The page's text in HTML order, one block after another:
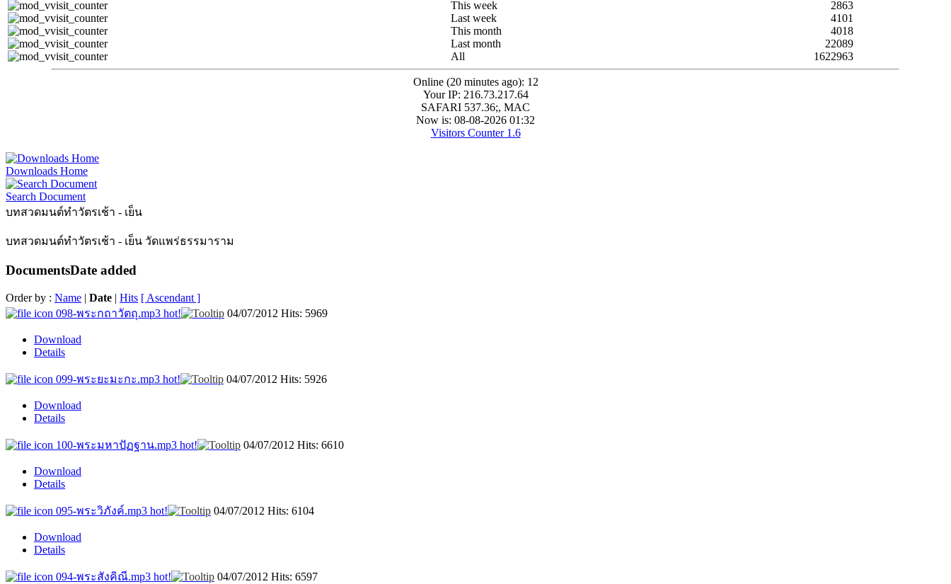
This week
2863
Last week
4101
This month
4018
Last month
22089
All
1622963
Online (20 minutes ago): 12
Your IP: 216.73.217.64
SAFARI 537.36;, MAC
Now is: 08-08-2026 01:32
Visitors Counter 1.6
Downloads Home
Search Document
บทสวดมนต์ทำวัตรเช้า - เย็น
บทสวดมนต์ทำวัตรเช้า - เย็น วัดแพร่ธรรมาราม
DocumentsDate added
Order by : Name | Date | Hits [ Ascendant ]
098-พระกถาวัตถุ.mp3 hot! 04/07/2012 Hits: 5969
Download
Details
099-พระยะมะกะ.mp3 hot! 04/07/2012 Hits: 5926
Download
Details
100-พระมหาปัฏฐาน.mp3 hot! 04/07/2012 Hits: 6610
Download
Details
095-พระวิภังค์.mp3 hot! 04/07/2012 Hits: 6104
Download
Details
094-พระสังคิณี.mp3 hot! 04/07/2012 Hits: 6597